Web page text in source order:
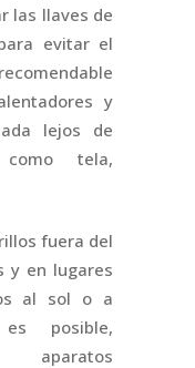
las llaves de
evitar el
y
lejos de
como tela,
fuera del
y en lugares
al sol o a
posible,